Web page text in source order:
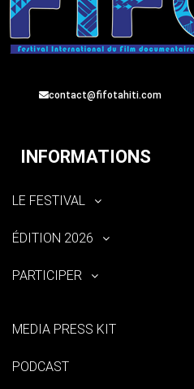
contact@fifotahiti.com
INFORMATIONS
LE FESTIVAL
ÉDITION 2026
PARTICIPER
MEDIA PRESS KIT
PODCAST